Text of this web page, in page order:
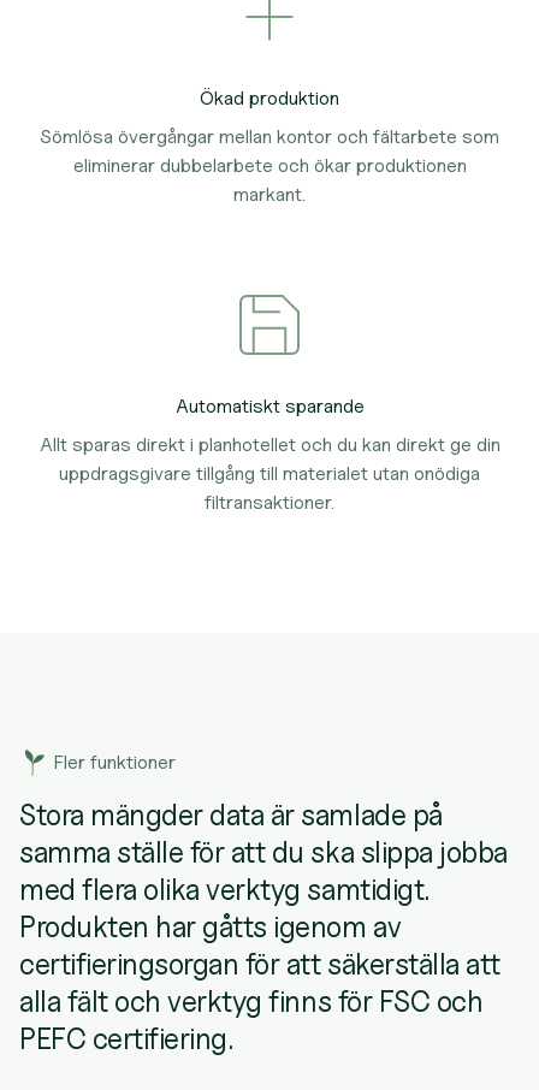
Ökad produktion
Sömlösa övergångar mellan kontor och fältarbete som
eliminerar dubbelarbete och ökar produktionen
markant.
Automatiskt sparande
Allt sparas direkt i planhotellet och du kan direkt ge din
uppdragsgivare tillgång till materialet utan onödiga
filtransaktioner.
Fler funktioner
Stora mängder data är samlade på
samma ställe för att du ska slippa jobba
med flera olika verktyg samtidigt.
Produkten har gåtts igenom av
certifieringsorgan för att säkerställa att
alla fält och verktyg finns för FSC och
PEFC certifiering.